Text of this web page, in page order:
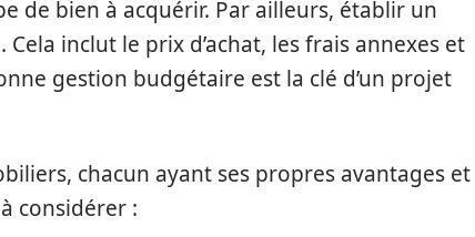
de bien à acquérir. Par ailleurs, établir un
Cela inclut le prix d’achat, les frais annexes et
gestion budgétaire est la clé d’un projet
chacun ayant ses propres avantages et
considérer :